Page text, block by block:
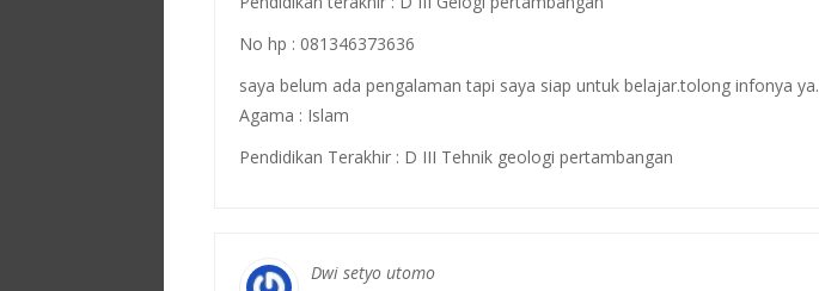
No hp : 081346373636
saya belum ada pengalaman tapi saya siap untuk belajar.tolong infonya ya.
Agama : Islam
Pendidikan Terakhir : D III Tehnik geologi pertambangan
Dwi setyo utomo